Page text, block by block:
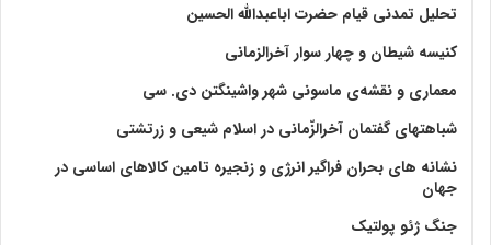
تحلیل تمدنی قیام حضرت اباعبدالله الحسین
کنیسه شیطان و چهار سوار آخرالزمانی
معماری و نقشه‌ی ماسونی شهر واشينگتن دی. سی
شباهتهای گفتمان آخر‌الزّمانی در اسلام شیعی و زرتشتی
نشانه های بحران فراگیر انرژی و زنجیره تامین کالاهای اساسی در
جهان
جنگ ژئو پولتیک